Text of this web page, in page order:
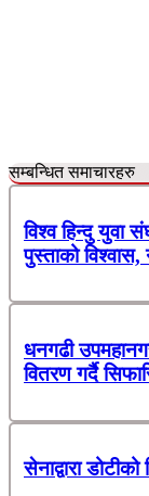
सम्बन्धित समाचारहरु
विश्व हिन्दु युवा
पुस्ताको
धनगढी
वितरण गर्दै
सेनाद्वारा